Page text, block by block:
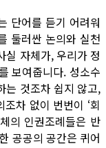
단어를 듣기 어려워
둘러싼 논의와 실천
실 자체가, 우리가 정
보여줍니다. 성소수
는 것조차 쉽지 않고,
차 없이 번번이 ‘회
의 인권조례들은 반
공공의 공간은 퀴어